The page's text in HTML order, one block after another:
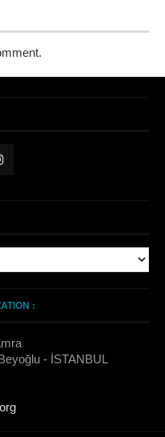
:
- İSTANBUL